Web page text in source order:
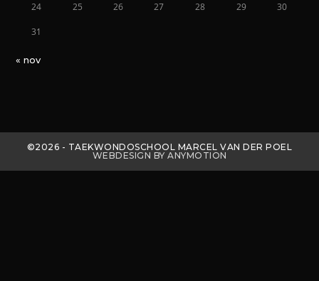
24 25 26 27 28 29 30
31
« nov
©2026 - TAEKWONDOSCHOOL MARCEL VAN DER POEL
WEBDESIGN BY ANYMOTION